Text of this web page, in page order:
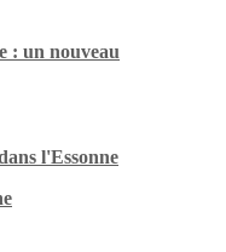
: un nouveau
l'Essonne